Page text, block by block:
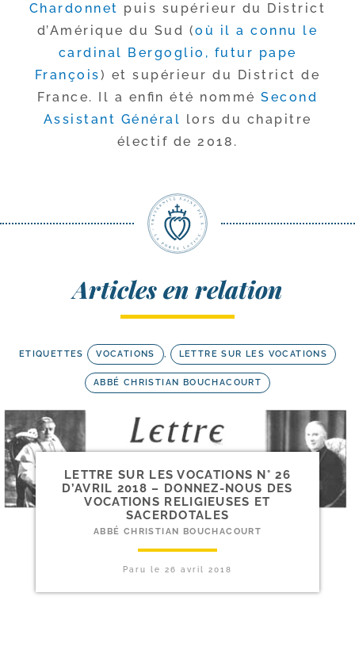
Chardonnet puis supé­rieur du District
d’Amérique du Sud (où il a connu le
car­di­nal Bergoglio, futur pape
François) et supé­rieur du District de
France. Il a enfin été nom­mé Second
Assistant Général lors du cha­pitre
élec­tif de 2018.
Articles en relation
ETIQUETTES VOCATIONS , LETTRE SUR LES VOCATIONS
ABBÉ CHRISTIAN BOUCHACOURT
LETTRE SUR LES VOCATIONS N° 26
D’AVRIL 2018 – DONNEZ-​NOUS DES
VOCATIONS RELIGIEUSES ET
SACERDOTALES
ABBÉ CHRISTIAN BOUCHACOURT
Paru le 26 avril 2018